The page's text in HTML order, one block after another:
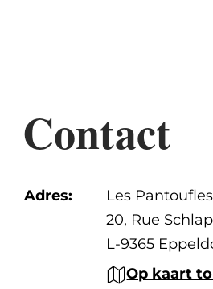
Contact
Adres:
Les
20, Rue
L-9365
Op kaart